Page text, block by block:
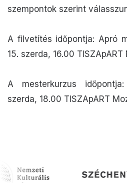
szempontok szerint
A filvetítés időpontja: Apró
15. szerda, 16.00 TISZApART
A mesterkurzus
szerda, 18.00 TISZApART